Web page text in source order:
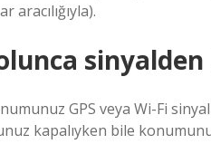
aracılığıyla).
GPS veya Wi-Fi
kapalıyken bile